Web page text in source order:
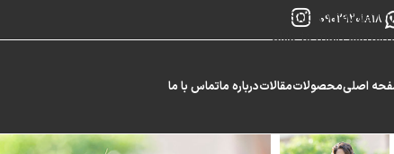
Skip to navigation
Skip to main content
09029201818
اصلیمحصولاتمقالاتدرباره ماتماس با ما